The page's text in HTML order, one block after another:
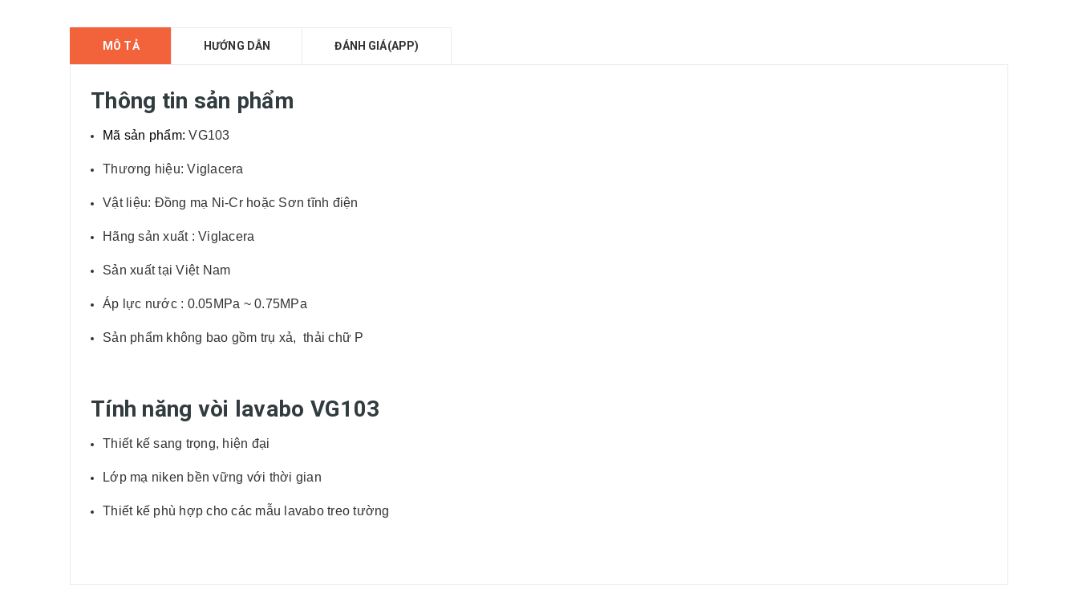
MÔ TẢ HƯỚNG DẪN ĐÁNH GIÁ(APP)
Thông tin sản phẩm
Mã sản phẩm: VG103
Thương hiệu: Viglacera
Vật liệu: Đồng mạ Ni-Cr hoặc Sơn tĩnh điện
Hãng sản xuất : Viglacera
Sản xuất tại Việt Nam
Áp lực nước : 0.05MPa ~ 0.75MPa
Sản phẩm không bao gồm trụ xả, thải chữ P
Tính năng vòi lavabo VG103
Thiết kế sang trọng, hiện đại
Lớp mạ niken bền vững với thời gian
Thiết kế phù hợp cho các mẫu lavabo treo tường